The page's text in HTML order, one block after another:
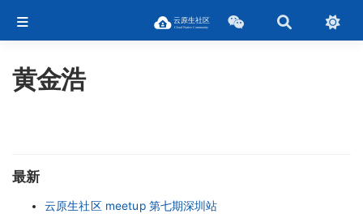
黄金浩
最新
云原生社区 meetup 第七期深圳站